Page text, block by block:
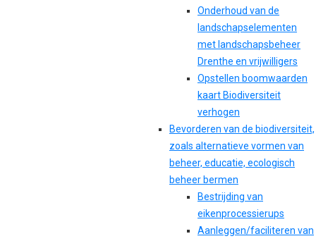
Onderhoud van de
landschapselementen
met landschapsbeheer
Drenthe en vrijwilligers
Opstellen boomwaarden
kaart Biodiversiteit
verhogen
Bevorderen van de biodiversiteit,
zoals alternatieve vormen van
beheer, educatie, ecologisch
beheer bermen
Bestrijding van
eikenprocessierups
Aanleggen/faciliteren van